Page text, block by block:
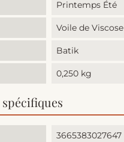
Printemps Été
Voile de Viscose
Batik
0,250 kg
3665383027647